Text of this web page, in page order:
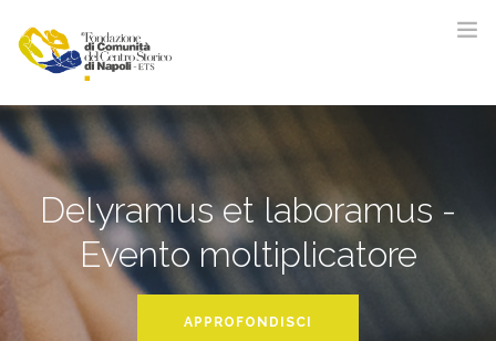
LA FONDAZIONE
ATTIVITÀ
COMUNICAZIONE
SOSTIENICI
DONA ORA
Delyramus et laboramus -
Evento moltiplicatore
APPROFONDISCI